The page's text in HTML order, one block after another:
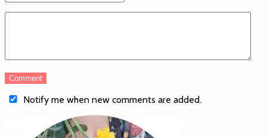
Notify me when new comments are added.